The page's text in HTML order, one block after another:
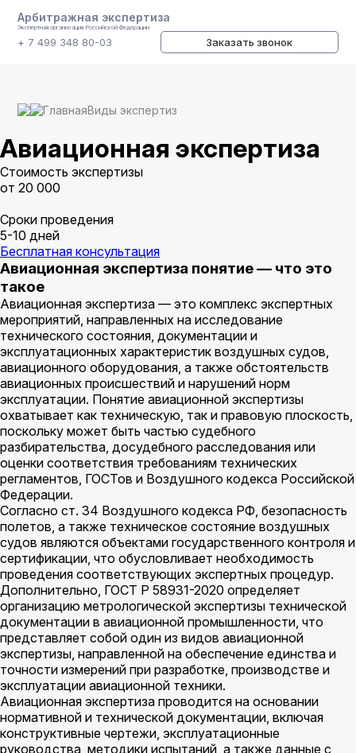
Арбитражная экспертиза
Экспертная организация Российской Федерации
+ 7 499 348 80-03 Заказать звонок
ГлавнаяВиды экспертиз
Авиационная экспертиза
Стоимость экспертизы
от 20 000
Сроки проведения
5-10 дней
Бесплатная консультация
Авиационная экспертиза понятие — что это
такое
Авиационная экспертиза — это комплекс экспертных
мероприятий, направленных на исследование
технического состояния, документации и
эксплуатационных характеристик воздушных судов,
авиационного оборудования, а также обстоятельств
авиационных происшествий и нарушений норм
эксплуатации. Понятие авиационной экспертизы
охватывает как техническую, так и правовую плоскость,
поскольку может быть частью судебного
разбирательства, досудебного расследования или
оценки соответствия требованиям технических
регламентов, ГОСТов и Воздушного кодекса Российской
Федерации.
Согласно ст. 34 Воздушного кодекса РФ, безопасность
полетов, а также техническое состояние воздушных
судов являются объектами государственного контроля и
сертификации, что обусловливает необходимость
проведения соответствующих экспертных процедур.
Дополнительно, ГОСТ Р 58931-2020 определяет
организацию метрологической экспертизы технической
документации в авиационной промышленности, что
представляет собой один из видов авиационной
экспертизы, направленной на обеспечение единства и
точности измерений при разработке, производстве и
эксплуатации авиационной техники.
Авиационная экспертиза проводится на основании
нормативной и технической документации, включая
конструктивные чертежи, эксплуатационные
руководства, методики испытаний, а также данные с